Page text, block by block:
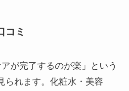
コミ
が完了するのが楽」という
られます。化粧水・美容